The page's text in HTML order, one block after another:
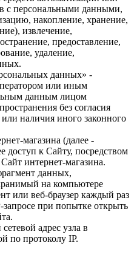
с персональными данными,
накопление, хранение,
извлечение,
предоставление,
удаление,
данных» -
или иным
данным лицом
без согласия
наличия иного законного
магазина (далее ‑
доступ к Сайту, посредством
интернет-магазина.
данных,
на компьютере
или веб-браузер каждый раз
запросе при попытке открыть
адрес узла в
по протоколу IP.